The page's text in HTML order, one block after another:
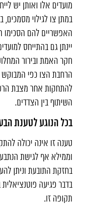
מועדים אלו ואותן יש
במתן צו לגילוי
האפשריים להם הסכימו
יינתן גם בהתייחס
חקר האמת ובירור
הרחבת הצו כפי המבוקש
להתחקות אחר מצבת
השיתוף בין הצדדים.
בכל הנוגע לטענת
טענה זו אינה יכולה
וממילא אף לגישת
בחזקת התובעת וניתן
בדבר פגיעה פוטנציאלית
תקופה זו.